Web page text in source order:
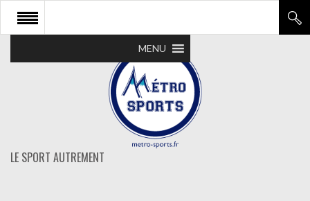
LE SPORT AUTREMENT
MENU